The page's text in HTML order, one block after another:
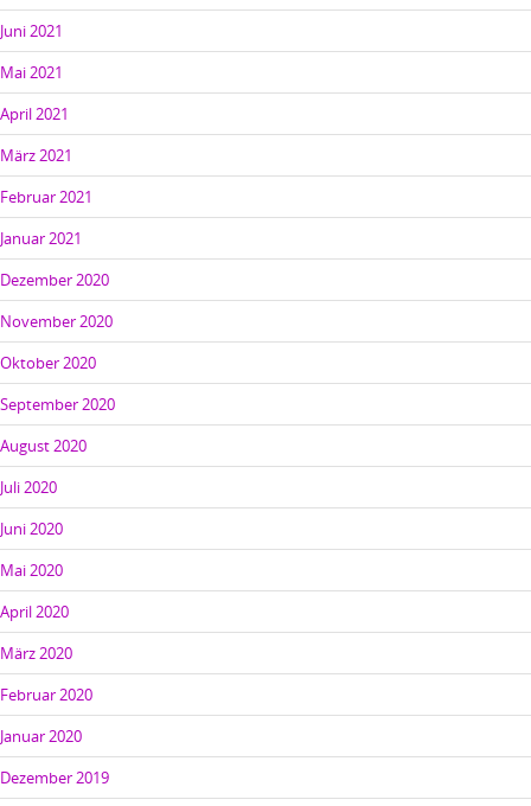
Juni 2021
Mai 2021
April 2021
März 2021
Februar 2021
Januar 2021
Dezember 2020
November 2020
Oktober 2020
September 2020
August 2020
Juli 2020
Juni 2020
Mai 2020
April 2020
März 2020
Februar 2020
Januar 2020
Dezember 2019